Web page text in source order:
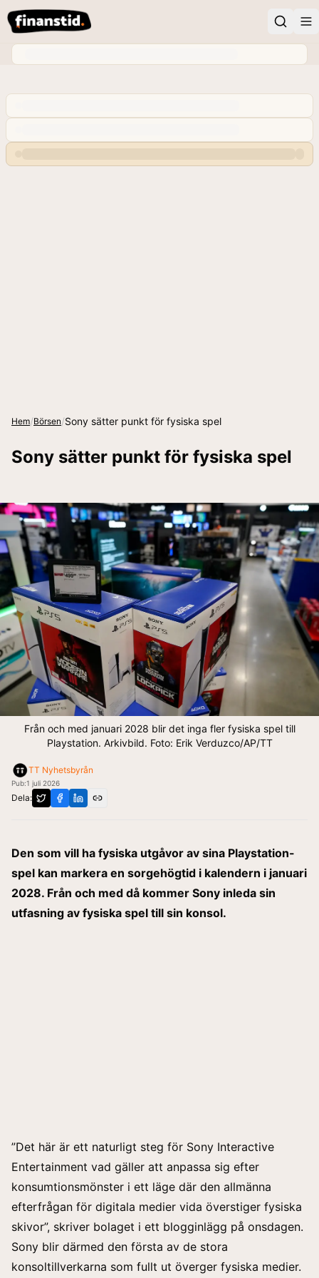
Hem/Börsen/Sony sätter punkt för fysiska spel
Sony sätter punkt för fysiska spel
Från och med januari 2028 blir det inga fler fysiska spel till
Playstation. Arkivbild. Foto: Erik Verduzco/AP/TT
TT Nyhetsbyrån
Pub:1 juli 2026
Dela:
Den som vill ha fysiska utgåvor av sina Playstation-
spel kan markera en sorgehögtid i kalendern i januari
2028. Från och med då kommer Sony inleda sin
utfasning av fysiska spel till sin konsol.
”Det här är ett naturligt steg för Sony Interactive
Entertainment vad gäller att anpassa sig efter
konsumtionsmönster i ett läge där den allmänna
efterfrågan för digitala medier vida överstiger fysiska
skivor”, skriver bolaget i ett blogginlägg på onsdagen.
Sony blir därmed den första av de stora
konsoltillverkarna som fullt ut överger fysiska medier.